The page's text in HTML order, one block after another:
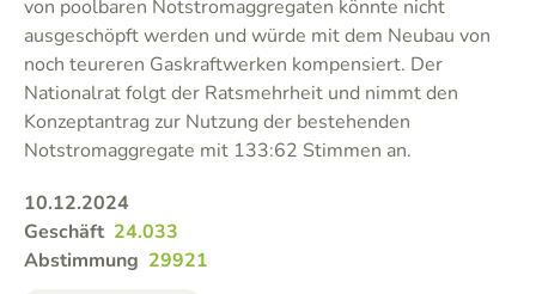
von poolbaren Notstromaggregaten könnte nicht
ausgeschöpft werden und würde mit dem Neubau von
noch teureren Gaskraftwerken kompensiert. Der
Nationalrat folgt der Ratsmehrheit und nimmt den
Konzeptantrag zur Nutzung der bestehenden
Notstromaggregate mit 133:62 Stimmen an.
10.12.2024
Geschäft 24.033
Abstimmung 29921